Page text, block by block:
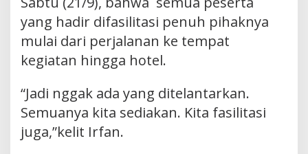
yang hadir difasilitasi penuh pihaknya
mulai dari perjalanan ke tempat
kegiatan hingga hotel.
“Jadi nggak ada yang ditelantarkan.
Semuanya kita sediakan. Kita fasilitasi
juga,”kelit Irfan.